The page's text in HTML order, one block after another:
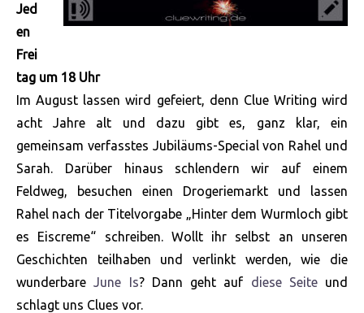
Jed
en
Frei
tag um 18 Uhr
Im August lassen wird gefeiert, denn Clue Writing wird
acht Jahre alt und dazu gibt es, ganz klar, ein
gemeinsam verfasstes Jubiläums-Special von Rahel und
Sarah. Darüber hinaus schlendern wir auf einem
Feldweg, besuchen einen Drogeriemarkt und lassen
Rahel nach der Titelvorgabe „Hinter dem Wurmloch gibt
es Eiscreme“ schreiben. Wollt ihr selbst an unseren
Geschichten teilhaben und verlinkt werden, wie die
wunderbareJune Is? Dann geht auf diese Seiteund
schlagt uns Clues vor.